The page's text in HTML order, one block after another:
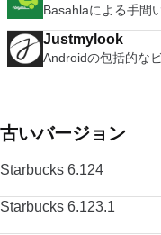
Basahlaによる手間
Justmylook
Androidの包括的な
古いバージョン
Starbucks 6.124
Starbucks 6.123.1